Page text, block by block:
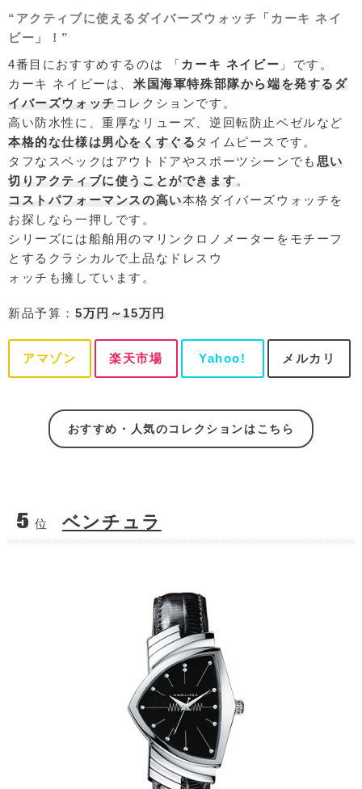
“アクティブに使えるダイバーズウォッチ「カーキ ネイ
ビー」！”
4番目におすすめするのは 「 カーキ ネイビー 」です。
カーキ ネイビーは、 米国海軍特殊部隊から端を発するダ
イバーズウォッチ コレクションです。
高い防水性に、重厚なリューズ、逆回転防止ベゼルなど
本格的な仕様は男心をくすぐる タイムピースです。
タフなスペックはアウトドアやスポーツシーンでも 思い
切りアクティブに使うことができます。
コストパフォーマンスの高い本格ダイバーズウォッチを
お探しなら一押しです。
シリーズには船舶用のマリンクロノメーターをモチーフ
とするクラシカルで上品なドレスウ
ォッチも擁しています。
新品予算： 5万円～15万円
アマゾン 楽天市場 Yahoo! メルカリ
おすすめ・人気のコレクションはこちら
5 位 ベンチュラ